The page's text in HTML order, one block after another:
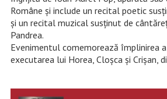
Române și include un recital poetic
și un recital muzical susținut de
Pandrea.
Evenimentul comemorează împlinirea
executarea lui Horea, Cloșca și Crișan,